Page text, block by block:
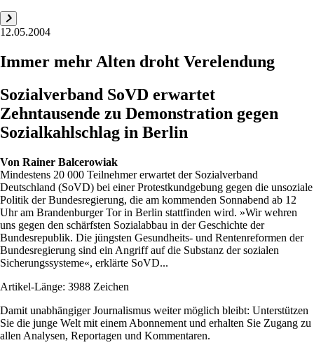
12.05.2004
Immer mehr Alten droht Verelendung
Sozialverband SoVD erwartet
Zehntausende zu Demonstration gegen
Sozialkahlschlag in Berlin
Von Rainer Balcerowiak
Mindestens 20 000 Teilnehmer erwartet der Sozialverband
Deutschland (SoVD) bei einer Protestkundgebung gegen die unsoziale
Politik der Bundesregierung, die am kommenden Sonnabend ab 12
Uhr am Brandenburger Tor in Berlin stattfinden wird. »Wir wehren
uns gegen den schärfsten Sozialabbau in der Geschichte der
Bundesrepublik. Die jüngsten Gesundheits- und Rentenreformen der
Bundesregierung sind ein Angriff auf die Substanz der sozialen
Sicherungssysteme«, erklärte SoVD...
Artikel-Länge: 3988 Zeichen
Damit unabhängiger Journalismus weiter möglich bleibt: Unterstützen
Sie die junge Welt mit einem Abonnement und erhalten Sie Zugang zu
allen Analysen, Reportagen und Kommentaren.